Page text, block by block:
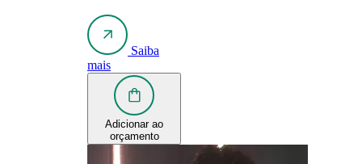
Saiba
mais
Adicionar ao
orçamento